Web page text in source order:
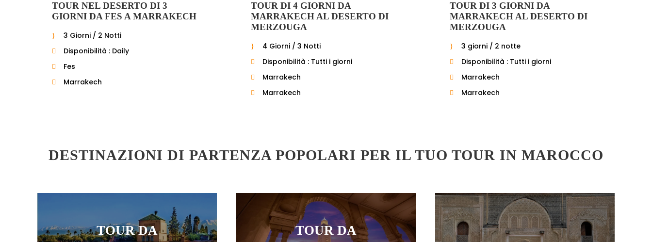
TOUR NEL DESERTO DI 3
GIORNI DA FES A MARRAKECH
3 Giorni / 2 Notti
Disponibilità : Daily
Fes
Marrakech
TOUR DI 4 GIORNI DA
MARRAKECH AL DESERTO DI
MERZOUGA
4 Giorni / 3 Notti
Disponibilità : Tutti i giorni
Marrakech
Marrakech
TOUR DI 3 GIORNI DA
MARRAKECH AL DESERTO DI
MERZOUGA
3 giorni / 2 notte
Disponibilità : Tutti i giorni
Marrakech
Marrakech
DESTINAZIONI DI PARTENZA POPOLARI PER IL TUO TOUR IN MAROCCO
TOUR DA TOUR DA